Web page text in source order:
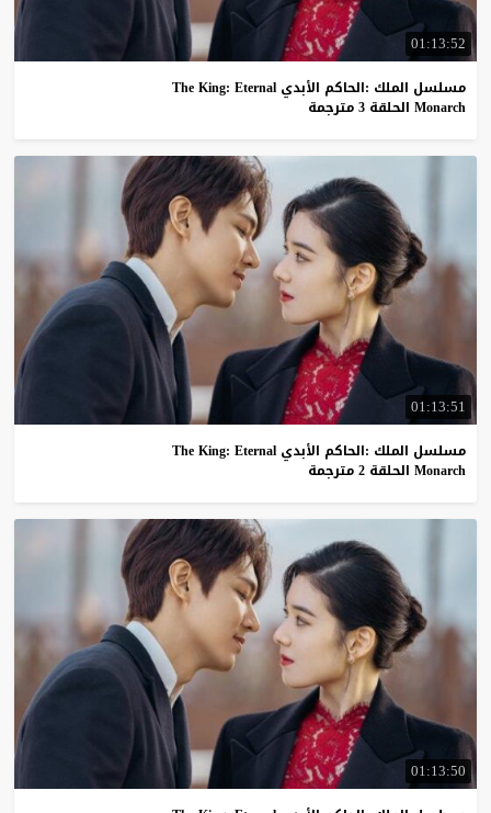
01:13:52
مسلسل الملك :الحاكم الأبدي The King: Eternal
Monarch الحلقة 3 مترجمة
01:13:51
مسلسل الملك :الحاكم الأبدي The King: Eternal
Monarch الحلقة 2 مترجمة
01:13:50